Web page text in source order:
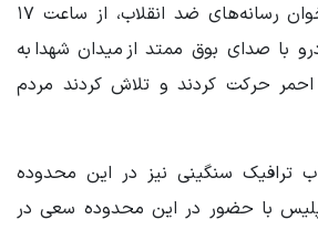
امروز و به دنبال فراخوان رسانه‌های ضد انقلاب، از ساعت ۱۷
با صدای بوق ممتد از میدان شهدا به
حرکت کردند و تلاش کردند مردم
ترافیک سنگینی نیز در این محدوده
با حضور در این محدوده سعی در